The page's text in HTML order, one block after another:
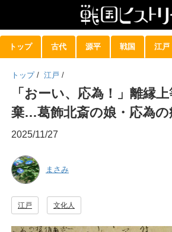
トップ 古代 源平 戦国 江戸
トップ / 江戸 /
「おーい、応為！」離縁
棄…葛飾北斎の娘・応為の
2025/11/27
まさみ
江戸 文化人